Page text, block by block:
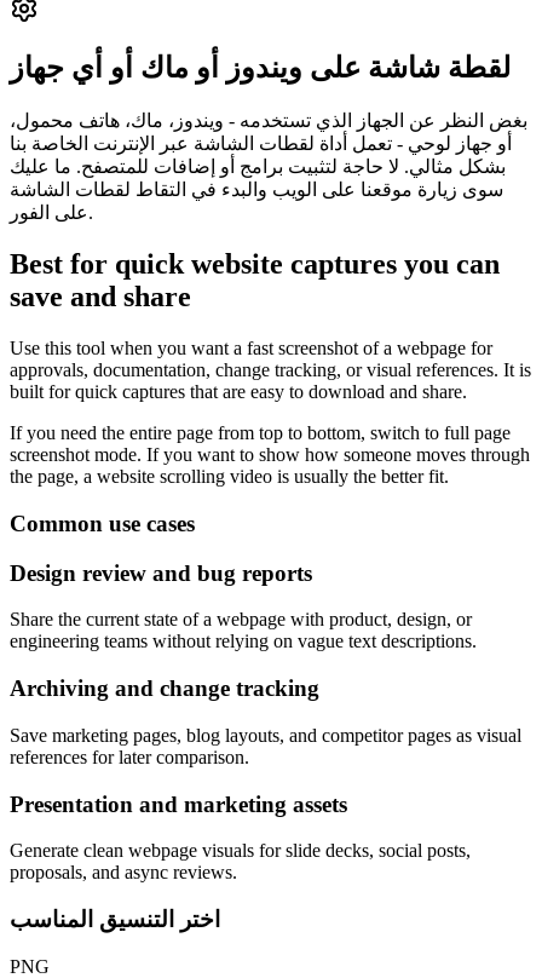
لقطة شاشة على ويندوز أو ماك أو أي جهاز
بغض النظر عن الجهاز الذي تستخدمه - ويندوز، ماك، هاتف محمول،
أو جهاز لوحي - تعمل أداة لقطات الشاشة عبر الإنترنت الخاصة بنا
بشكل مثالي. لا حاجة لتثبيت برامج أو إضافات للمتصفح. ما عليك
سوى زيارة موقعنا على الويب والبدء في التقاط لقطات الشاشة
على الفور.
Best for quick website captures you can
save and share
Use this tool when you want a fast screenshot of a webpage for
approvals, documentation, change tracking, or visual references. It is
built for quick captures that are easy to download and share.
If you need the entire page from top to bottom, switch to full page
screenshot mode. If you want to show how someone moves through
the page, a website scrolling video is usually the better fit.
Common use cases
Design review and bug reports
Share the current state of a webpage with product, design, or
engineering teams without relying on vague text descriptions.
Archiving and change tracking
Save marketing pages, blog layouts, and competitor pages as visual
references for later comparison.
Presentation and marketing assets
Generate clean webpage visuals for slide decks, social posts,
proposals, and async reviews.
اختر التنسيق المناسب
PNG